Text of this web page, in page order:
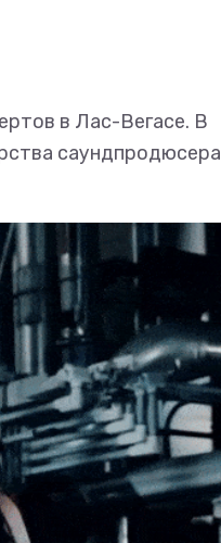
в Лас-Вегасе. В
саундпродюсера